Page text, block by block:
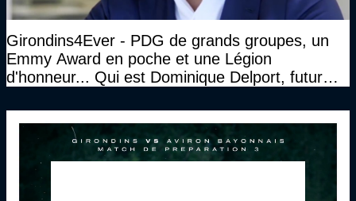
Girondins4Ever - PDG de grands groupes, un
Emmy Award en poche et une Légion
d'honneur... Qui est Dominique Delport, futur